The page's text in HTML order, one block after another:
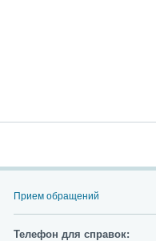
Прием обращений
Телефон для справок: